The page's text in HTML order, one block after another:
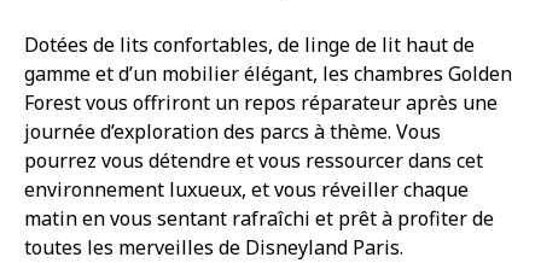
Dotées de lits confortables, de linge de lit haut de
gamme et d’un mobilier élégant, les chambres Golden
Forest vous offriront un repos réparateur après une
journée d’exploration des parcs à thème. Vous
pourrez vous détendre et vous ressourcer dans cet
environnement luxueux, et vous réveiller chaque
matin en vous sentant rafraîchi et prêt à profiter de
toutes les merveilles de Disneyland Paris.